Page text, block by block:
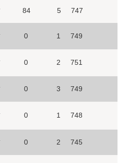
84 5 747
0 1 749
0 2 751
0 3 749
0 1 748
0 2 745